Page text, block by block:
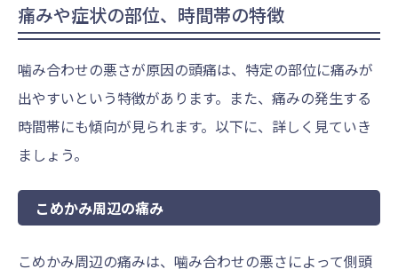
痛みや症状の部位、時間帯の特徴
噛み合わせの悪さが原因の頭痛は、特定の部位に痛みが
出やすいという特徴があります。また、痛みの発生する
時間帯にも傾向が見られます。以下に、詳しく見ていき
ましょう。
こめかみ周辺の痛み
こめかみ周辺の痛みは、噛み合わせの悪さによって側頭